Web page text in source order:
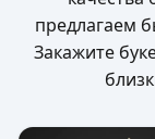
предлагаем
Закажите